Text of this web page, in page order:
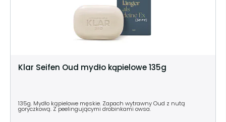
Klar Seifen Oud mydło kąpielowe 135g
135g. Mydło kąpielowe męskie. Zapach wytrawny Oud z nutą
goryczkową. Z peelingującymi drobinkami owsa.